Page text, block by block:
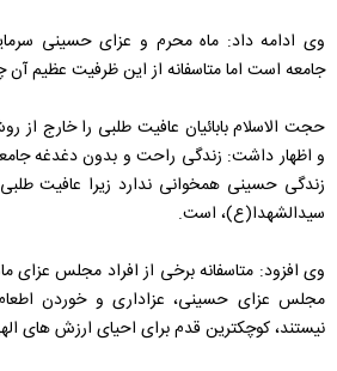
وی ادامه داد: ماه محرم و عزای حسینی
جامعه است اما متاسفانه از این ظرفیت عظیم آن
حجت الاسلام بابائیان عافیت طلبی را خارج
و اظهار داشت: زندگی راحت و بدون دغدغه
زندگی حسینی همخوانی ندارد زیرا عافیت
سیدالشهدا(ع)، است.
وی افزود: متاسفانه برخی از افراد مجلس عزای
مجلس عزای حسینی، عزاداری و خوردن
نیستند، کوچکترین قدم برای احیای ارزش های